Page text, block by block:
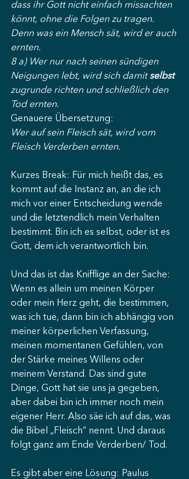
dass ihr Gott nicht einfach missachten
könnt, ohne die Folgen zu tragen.
Denn was ein Mensch sät, wird er auch
ernten.
8 a) Wer nur nach seinen sündigen
Neigungen lebt, wird sich damit selbst
zugrunde richten und schließlich den
Tod ernten.
Genauere Übersetzung:
Wer auf sein Fleisch sät, wird vom
Fleisch Verderben ernten.
Kurzes Break: Für mich heißt das, es
kommt auf die Instanz an, an die ich
mich vor einer Entscheidung wende
und die letztendlich mein Verhalten
bestimmt. Bin ich es selbst, oder ist es
Gott, dem ich verantwortlich bin.
Und das ist das Knifflige an der Sache:
Wenn es allein um meinen Körper
oder mein Herz geht, die bestimmen,
was ich tue, dann bin ich abhängig von
meiner körperlichen Verfassung,
meinen momentanen Gefühlen, von
der Stärke meines Willens oder
meinem Verstand. Das sind gute
Dinge, Gott hat sie uns ja gegeben,
aber dabei bin ich immer noch mein
eigener Herr. Also säe ich auf das, was
die Bibel „Fleisch“ nennt. Und daraus
folgt ganz am Ende Verderben/ Tod.
Es gibt aber eine Lösung: Paulus